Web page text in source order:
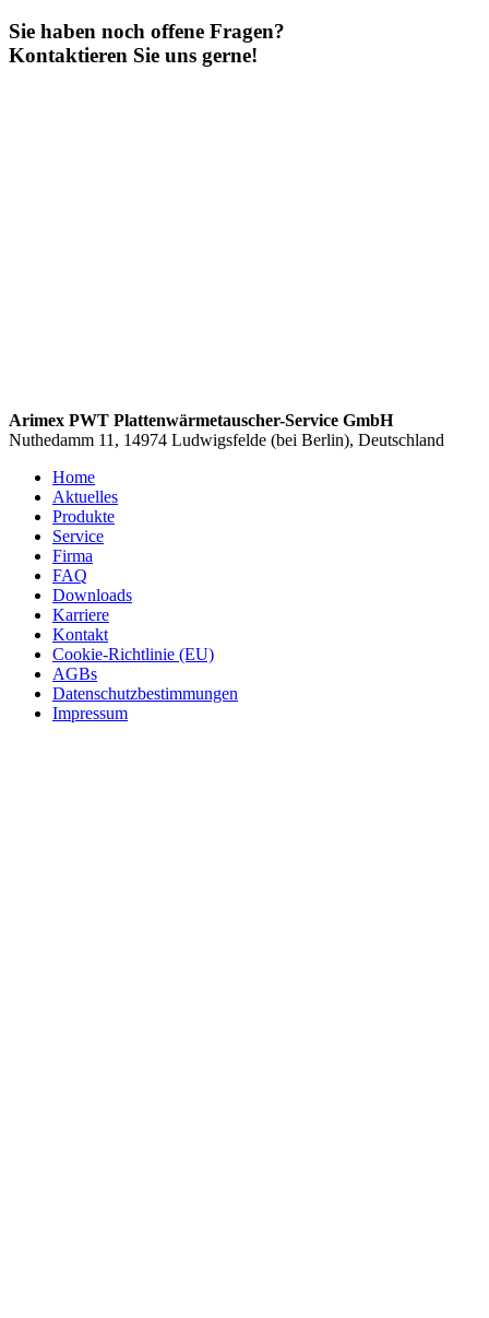
Sie haben noch offene Fragen?
Kontaktieren Sie uns gerne!
Arimex PWT Plattenwärmetauscher-Service GmbH
Nuthedamm 11, 14974 Ludwigsfelde (bei Berlin), Deutschland
Home
Aktuelles
Produkte
Service
Firma
FAQ
Downloads
Karriere
Kontakt
Cookie-Richtlinie (EU)
AGBs
Datenschutzbestimmungen
Impressum